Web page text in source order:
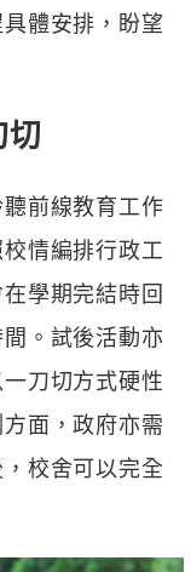
體安排，盼望
前線教育工作
情編排行政工
學期完結時回
。試後活動亦
刀切方式硬性
面，政府亦需
校舍可以完全